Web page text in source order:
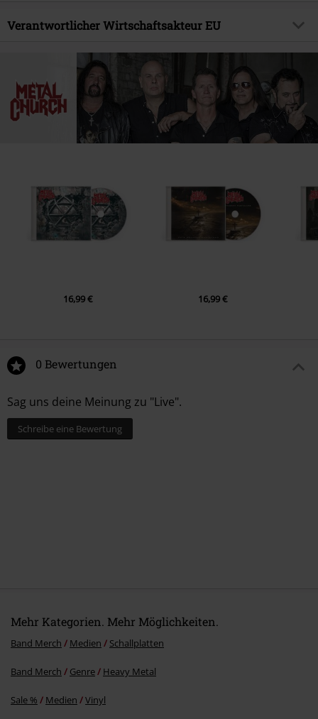
Musikgenre
Heavy Metal
Metal Church
Erscheinungsdatum
13.09.2024
Geschlecht
Unisex
Produkt-Typ
LP
Verantwortlicher Wirtschaftsakteur EU
Believe Digital GmbH
Van-der-Smissen-Str. 3
22767 Hamburg
Germany
legal.de@believe.com
16,99 € 16,99 €
0 Bewertungen
Sag uns deine Meinung zu "Live".
Schreibe eine Bewertung
Mehr Kategorien. Mehr Möglichkeiten.
Band Merch Medien Schallplatten
Band Merch Genre Heavy Metal
Sale % Medien Vinyl